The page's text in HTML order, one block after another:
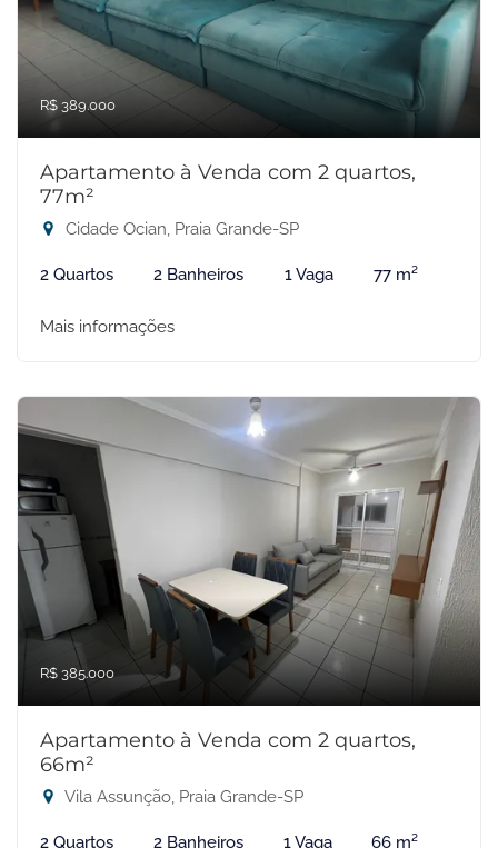
R$ 389.000
Apartamento à Venda com 2 quartos,
77m²
Cidade Ocian, Praia Grande-SP
2 Quartos 2 Banheiros 1 Vaga 77 m²
Mais informações
R$ 385.000
Apartamento à Venda com 2 quartos,
66m²
Vila Assunção, Praia Grande-SP
2 Quartos 2 Banheiros 1 Vaga 66 m²